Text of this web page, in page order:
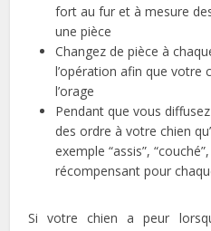
fort au fur et à mesure
une pièce
Changez de pièce à
l’opération afin que votre
l’orage
Pendant que vous
des ordre à votre chien
exemple “assis”,
récompensant pour
Si votre chien a peur